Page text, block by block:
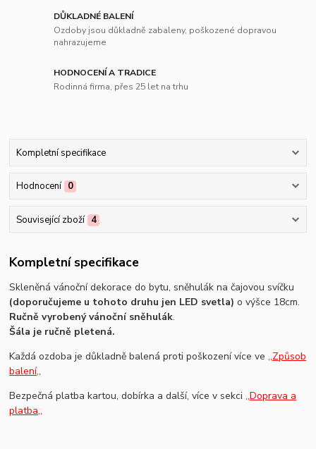
DŮKLADNÉ BALENÍ
Ozdoby jsou důkladně zabaleny, poškozené dopravou
nahrazujeme
HODNOCENÍ A TRADICE
Rodinná firma, přes 25 let na trhu
Kompletní specifikace
Hodnocení 0
Související zboží 4
Kompletní specifikace
Skleněná vánoční dekorace do bytu, sněhulák na čajovou svíčku
(doporučujeme u tohoto druhu jen LED svetla) o výšce 18cm.
Ručně vyrobený vánoční sněhulák.
Šála je ručně pletená.
Každá ozdoba je důkladně balená proti poškození více ve,,Způsob
balení,,
Bezpečná platba kartou, dobírka a další, více v sekci,,Doprava a
platba,,